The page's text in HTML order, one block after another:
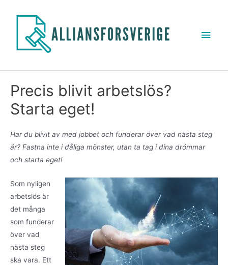
Precis blivit arbetslös?
Starta eget!
Har du blivit av med jobbet och funderar över vad nästa steg
är? Fastna inte i dåliga mönster, utan ta tag i dina drömmar
och starta eget!
Som nyligen
arbetslös är
det många
som funderar
över vad
nästa steg
ska vara. Ett